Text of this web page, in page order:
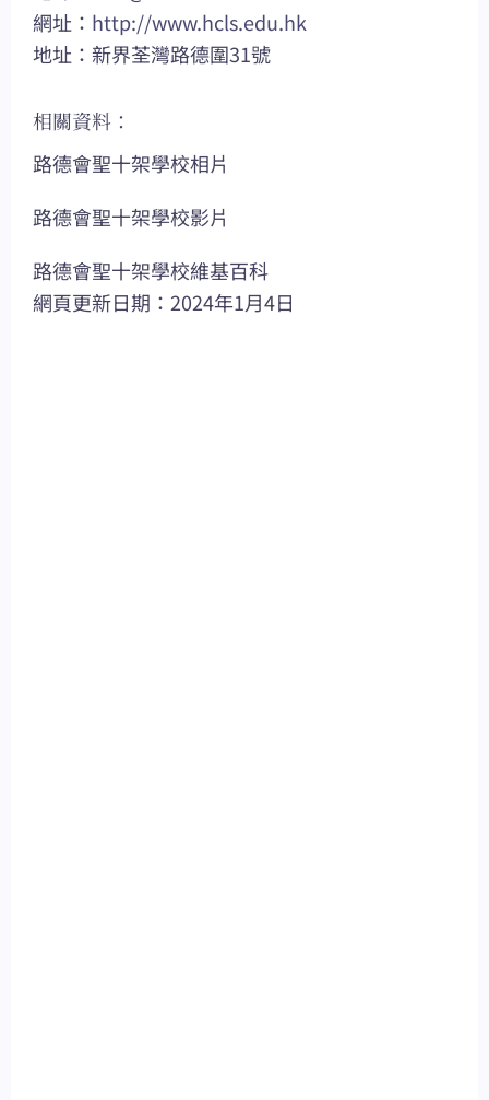
網址： http://www.hcls.edu.hk
地址：新界荃灣路德圍31號
相關資料：
路德會聖十架學校相片
路德會聖十架學校影片
路德會聖十架學校維基百科
網頁更新日期：2024年1月4日